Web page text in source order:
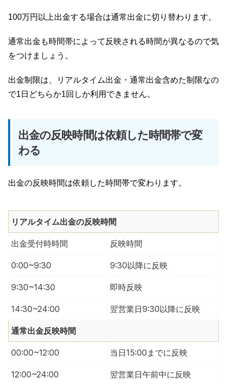
100万円以上出金する場合は通常出金に切り替わります。
通常出金も時間帯によって反映される時間が異なるので気
をつけましょう。
出金制限は、リアルタイム出金・通常出金含めた制限なの
で1日どちらか1回しか利用できません。
出金の反映時間は依頼した時間帯で変
わる
出金の反映時間は依頼した時間帯で変わります。
リアルタイム出金の反映時間
出金受付時時間 反映時間
0:00~9:30 9:30以降に反映
9:30~14:30 即時反映
14:30~24:00 翌営業日9:30以降に反映
通常出金反映時間
00:00~12:00 当日15:00までに反映
12:00~24:00 翌営業日午前中に反映